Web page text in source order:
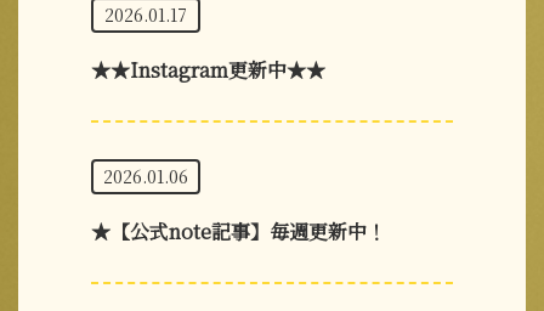
2026.01.17
★★Instagram更新中★★
2026.01.06
★【公式note記事】毎週更新中！